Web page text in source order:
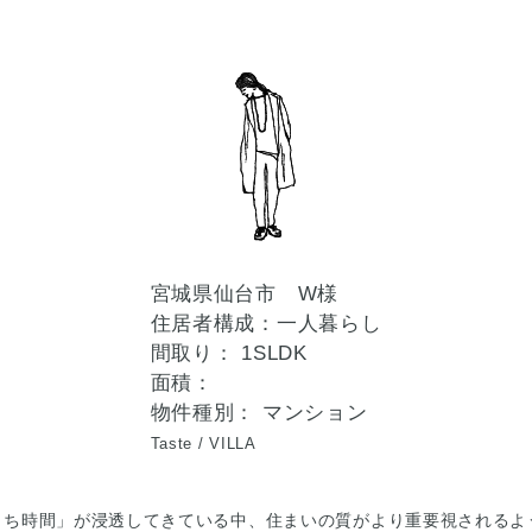
宮城県仙台市 W様
住居者構成：一人暮らし
間取り： 1SLDK
面積：
物件種別： マンション
Taste /VILLA
時間」が浸透してきている中、住まいの質がより重要視されるよ